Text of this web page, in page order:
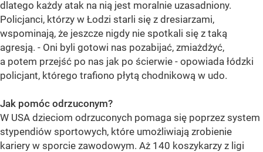
dlatego każdy atak na nią jest moralnie uzasadniony.
Policjanci, którzy w Łodzi starli się z dresiarzami,
wspominają, że jeszcze nigdy nie spotkali się z taką
agresją. - Oni byli gotowi nas pozabijać, zmiażdżyć,
a potem przejść po nas jak po ścierwie - opowiada łódzki
policjant, którego trafiono płytą chodnikową w udo.
Jak pomóc odrzuconym?
W USA dzieciom odrzuconych pomaga się poprzez system
stypendiów sportowych, które umożliwiają zrobienie
kariery w sporcie zawodowym. Aż 140 koszykarzy z ligi